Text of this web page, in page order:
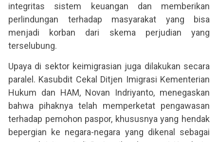
integritas sistem keuangan dan memberikan
perlindungan terhadap masyarakat yang bisa
menjadi korban dari skema perjudian yang
terselubung.
Upaya di sektor keimigrasian juga dilakukan secara
paralel. Kasubdit Cekal Ditjen Imigrasi Kementerian
Hukum dan HAM, Novan Indriyanto, menegaskan
bahwa pihaknya telah memperketat pengawasan
terhadap pemohon paspor, khususnya yang hendak
bepergian ke negara-negara yang dikenal sebagai